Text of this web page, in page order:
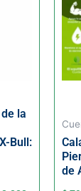
la
Bull:
de